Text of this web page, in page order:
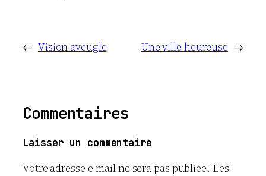
← Vision aveugle Une ville heureuse →
Commentaires
Laisser un commentaire
Votre adresse e-mail ne sera pas publiée. Les